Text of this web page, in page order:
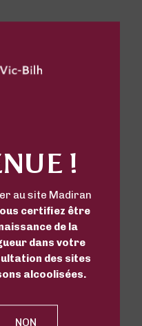
!
au site Madiran
certifiez être
de la
dans votre
des sites
alcoolisées.